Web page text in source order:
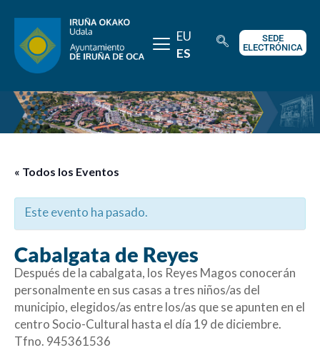
EU
ES
SEDE
ELECTRÓNICA
« Todos los Eventos
Este evento ha pasado.
Cabalgata de Reyes
Después de la cabalgata, los Reyes Magos conocerán
personalmente en sus casas a tres niños/as del
municipio, elegidos/as entre los/as que se apunten en el
centro Socio-Cultural hasta el día 19 de diciembre.
Tfno. 945361536